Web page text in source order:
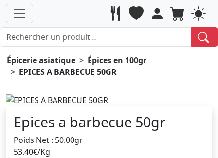
Épicerie asiatique
Épices en 100gr
EPICES A BARBECUE 50GR
Epices a barbecue 50gr
Poids Net : 50.00gr
53.40€/Kg